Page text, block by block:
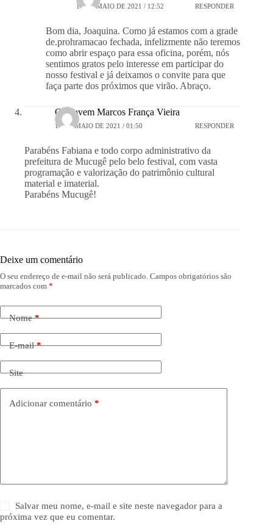
16 DE MAIO DE 2021 / 12:52 RESPONDER
Bom dia, Joaquina. Como já estamos com a grade
de.prohramacao fechada, infelizmente não teremos
como abrir espaço para essa oficina, porém, nós
sentimos gratos pelo interesse em participar do
nosso festival e já deixamos o convite para que
faça parte dos próximos que virão. Abraço.
Cristovem Marcos França Vieira
16 DE MAIO DE 2021 / 01:50 RESPONDER
Parabéns Fabiana e todo corpo administrativo da
prefeitura de Mucugê pelo belo festival, com vasta
programação e valorização do patrimônio cultural
material e imaterial.
Parabéns Mucugê!
Deixe um comentário
O seu endereço de e-mail não será publicado. Campos obrigatórios são
marcados com *
Nome*
E-mail*
Site
Adicionar comentário *
Salvar meu nome, e-mail e site neste navegador para a
próxima vez que eu comentar.